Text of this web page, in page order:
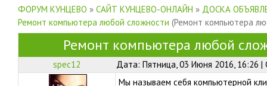
ФОРУМ КУНЦЕВО » САЙТ КУНЦЕВО-ОНЛАЙН » ДОСКА
Ремонт компьютера любой сложности (Ремонт компьютера
Ремонт компьютера любой
spec12 Дата: Пятница, 03 Июня 2016, 16:26
Мы называем себя компьютерной